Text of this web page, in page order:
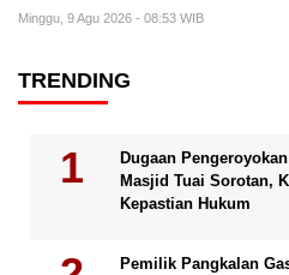
Minggu, 9 Agu 2026 - 08:53 WIB
TRENDING
Dugaan
Masjid Tuai Sorotan,
Kepastian Hukum
Pemilik Pangkalan